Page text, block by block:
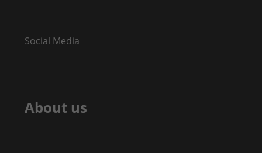
Social Media
About us